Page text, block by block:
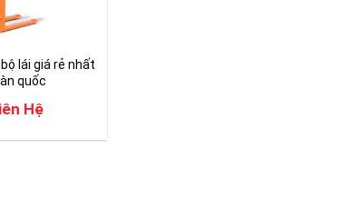
lái giá rẻ nhất
quốc
Hệ